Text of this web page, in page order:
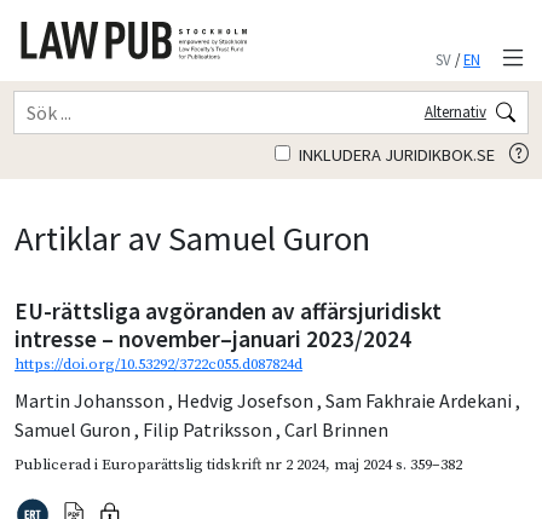
SV/EN
Alternativ
INKLUDERA JURIDIKBOK.SE
Artiklar av Samuel Guron
EU-rättsliga avgöranden av affärsjuridiskt
intresse – november–januari 2023/2024
https://doi.org/10.53292/3722c055.d087824d
Martin Johansson , Hedvig Josefson , Sam Fakhraie Ardekani ,
Samuel Guron , Filip Patriksson , Carl Brinnen
Publicerad iEuroparättslig tidskrift nr 2 2024, maj 2024s. 359–382